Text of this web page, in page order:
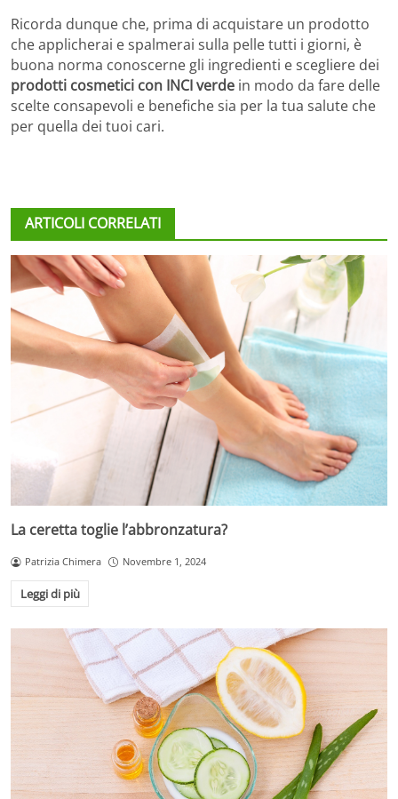
Ricorda dunque che, prima di acquistare un prodotto
che applicherai e spalmerai sulla pelle tutti i giorni, è
buona norma conoscerne gli ingredienti e scegliere dei
prodotti cosmetici con INCI verde in modo da fare delle
scelte consapevoli e benefiche sia per la tua salute che
per quella dei tuoi cari.
ARTICOLI CORRELATI
La ceretta toglie l’abbronzatura?
Patrizia Chimera Novembre 1, 2024
Leggi di più